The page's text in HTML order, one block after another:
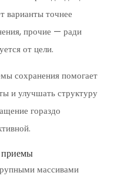
варианты точнее
прочие — ради
от цели.
сохранения помогает
и улучшать структуру
гораздо
приемы
массивами